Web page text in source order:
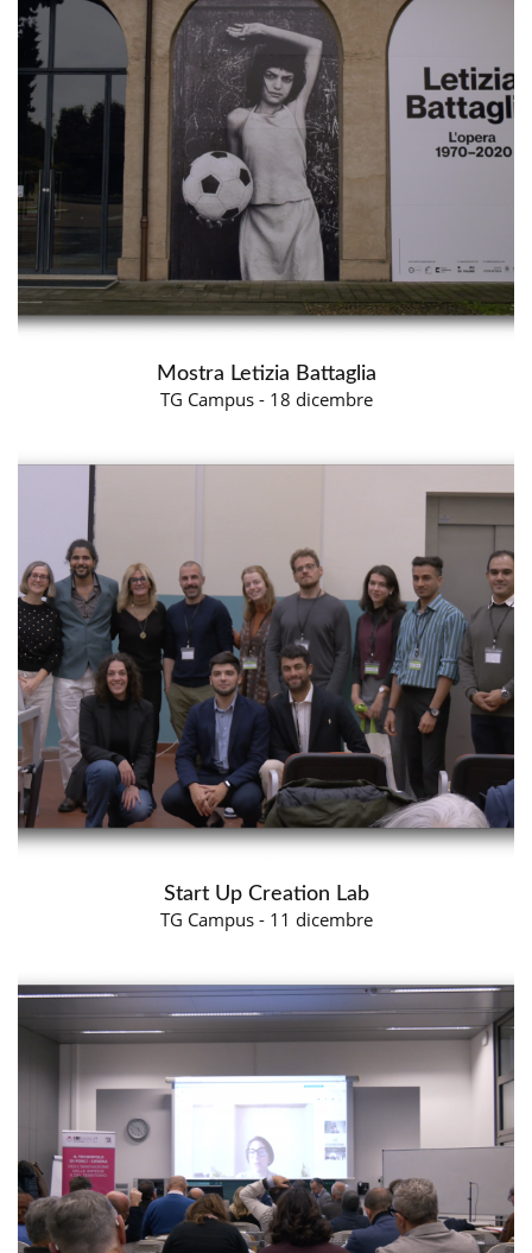
Mostra Letizia Battaglia
TG Campus - 18 dicembre
Start Up Creation Lab
TG Campus - 11 dicembre